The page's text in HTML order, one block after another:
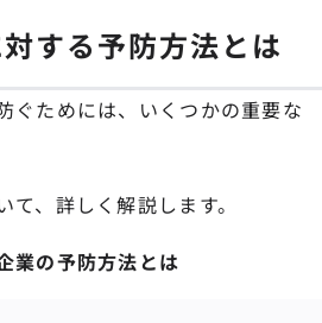
する予防方法とは
ぐためには、いくつかの重要な
、詳しく解説します。
業の予防方法とは